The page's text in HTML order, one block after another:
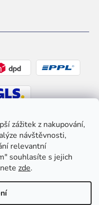
zážitek z nakupování,
návštěvnosti,
relevantní
souhlasíte s jejich
zde.
cookies